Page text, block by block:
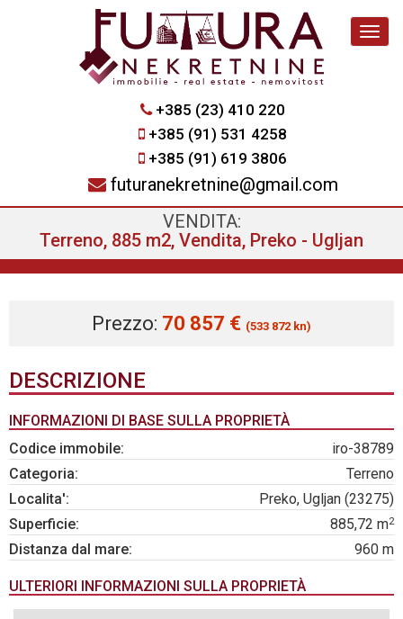
+385 (23) 410 220
+385 (91) 531 4258
+385 (91) 619 3806
futuranekretnine@gmail.com
VENDITA:
Terreno, 885 m2, Vendita, Preko - Ugljan
Prezzo: 70 857 € (533 872 kn)
DESCRIZIONE
INFORMAZIONI DI BASE SULLA PROPRIETÀ
Codice immobile:
iro-38789
Categoria:
Terreno
Localita':
Preko, Ugljan (23275)
Superficie:
885,72 m2
Distanza dal mare: 960 m
ULTERIORI INFORMAZIONI SULLA PROPRIETÀ